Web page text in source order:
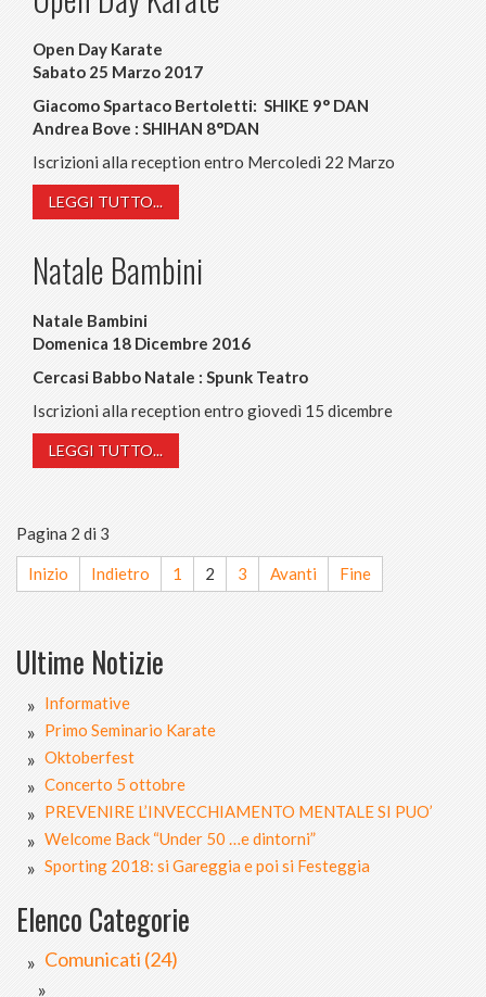
Open Day Karate
Sabato 25 Marzo 2017
Giacomo Spartaco Bertoletti: SHIKE 9° DAN
Andrea Bove : SHIHAN 8°DAN
Iscrizioni alla reception entro Mercoledi 22 Marzo
LEGGI TUTTO...
Natale Bambini
Natale Bambini
Domenica 18 Dicembre 2016
Cercasi Babbo Natale : Spunk Teatro
Iscrizioni alla reception entro giovedì 15 dicembre
LEGGI TUTTO...
Pagina 2 di 3
Inizio Indietro 1 2 3 Avanti Fine
Ultime Notizie
Informative
Primo Seminario Karate
Oktoberfest
Concerto 5 ottobre
PREVENIRE L’INVECCHIAMENTO MENTALE SI PUO’
Welcome Back “Under 50 …e dintorni”
Sporting 2018: si Gareggia e poi si Festeggia
Elenco Categorie
Comunicati (24)